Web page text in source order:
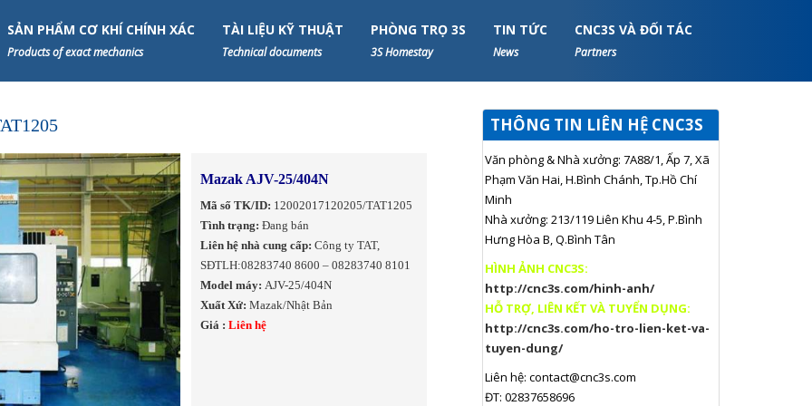
SẢN PHẨM CƠ KHÍ CHÍNH XÁC
Products of exact mechanics
TÀI LIỆU KỸ THUẬT
Technical documents
PHÒNG TRỌ 3S
3S Homestay
TIN TỨC
News
CNC3S VÀ ĐỐI TÁC
Partners
Mazak AJV-25/404N
Mã số TK/ID: 12002017120205/TAT1205
Tình trạng: Đang bán
Liên hệ nhà cung cấp: Công ty TAT,
SĐTLH:08283740 8600 – 08283740 8101
Model máy: AJV-25/404N
Xuất Xứ: Mazak/Nhật Bản
Giá : Liên hệ
THÔNG TIN LIÊN HỆ CNC3S
Văn phòng & Nhà xưởng: 7A88/1, Ấp 7, Xã
Phạm Văn Hai, H.Bình Chánh, Tp.Hồ Chí
Minh
Nhà xưởng: 213/119 Liên Khu 4-5, P.Bình
Hưng Hòa B, Q.Bình Tân
HÌNH ẢNH CNC3S:
http://cnc3s.com/hinh-anh/
HỖ TRỢ, LIÊN KẾT VÀ TUYỂN DỤNG:
http://cnc3s.com/ho-tro-lien-ket-va-
tuyen-dung/
Liên hệ:contact@cnc3s.com
ĐT: 02837658696